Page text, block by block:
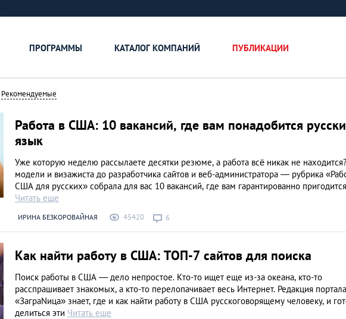
ПРОГРАММЫ КАТАЛОГ КОМПАНИЙ ПУБЛИКАЦИИ
Рекомендуемые
Работа в США: 10 вакансий, где вам понадобится
язык
Уже которую неделю рассылаете десятки резюме, а работа всё никак не
модели и визажиста до разработчика сайтов и веб-администратора — рубрика
США для русских» собрала для вас 10 вакансий, где вам гарантированно
Читать еще
ИРИНА БЕЗКОРОВАЙНАЯ 45420 6
Как найти работу в США: ТОП-7 сайтов для поиска
Поиск работы в США — дело непростое. Кто-то ищет еще из-за океана, кто-то
расспрашивает знакомых, а кто-то перелопачивает весь Интернет. Редакция портала
«ЗаграNица» знает, где и как найти работу в США русскоговорящему человеку, и
делиться эти Читать еще
Как открыть
Словакии:
иностранцев
АНАЛИТИЧЕСКИЕ СТАТЬИ